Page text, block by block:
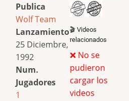
Publica
Wolf Team
Lanzamiento
25 Diciembre,
1992
Num.
Jugadores
1
🎬 Videos
relacionados
❌ No se
pudieron
cargar los
videos